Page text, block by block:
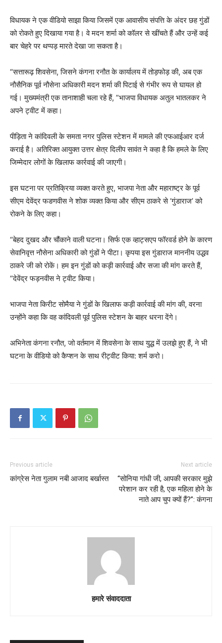
विधायक ने एक वीडियो साझा किया जिसमें एक आवासीय संपत्ति के अंदर छह गुंडों
को रोकते हुए दिखाया गया है। वे मदन शर्मा को कॉलर से खींचते हैं और उन्हें कई
बार चेहरे पर थप्पड़ मारते देखा जा सकता है।
“सत्तारूढ़ शिवसेना, जिसने कंगना रनौत के कार्यालय में तोड़फोड़ की, अब एक
नौसैनिक पूर्व नौसेना अधिकारी मदन शर्मा की पिटाई से गंभीर रूप से घायल हो
गई। मुख्यमंत्री एक तानाशाही चला रहे हैं, ”भाजपा विधायक अतुल भातलकर ने
अपने ट्वीट में कहा।
पीड़िता ने कांदिवली के समता नगर पुलिस स्टेशन में मामले की एफआईआर दर्ज
कराई है। अतिरिक्त आयुक्त उत्तर क्षेत्र दिलीप सावंत ने कहा है कि हमले के लिए
जिम्मेदार लोगों के खिलाफ कार्रवाई की जाएगी।
इस घटना पर प्रतिक्रिया व्यक्त करते हुए, भाजपा नेता और महाराष्ट्र के पूर्व
सीएम देवेंद्र फडणवीस ने शोक व्यक्त किया और सीएम ठाकरे से ‘गुंडाराज’ को
रोकने के लिए कहा।
“बेहद दुखद और चौंकाने वाली घटना। सिर्फ एक व्हाट्सएप फॉरवर्ड होने के कारण
सेवानिवृत्त नौसेना अधिकारी को गुंडों ने पीटा। कृपया इस गुंडाराज माननीय उद्धव
ठाकरे जी को रोकें। हम इन गुंडों को कड़ी कार्रवाई और सजा की मांग करते हैं,
“देवेंद्र फड़नवीस ने ट्वीट किया।
भाजपा नेता किरीट सोमैया ने गुंडों के खिलाफ कड़ी कार्रवाई की मांग की, वरना
उन्होंने कहा कि वह कांदिवली पूर्व पुलिस स्टेशन के बाहर धरना देंगे।
अभिनेता कंगना रनौत, जो वर्तमान में शिवसेना के साथ युद्ध में उलझे हुए हैं, ने भी
घटना के वीडियो को कैप्शन के साथ रीट्वीट किया: शर्म करो।
Previous article
कांग्रेस नेता गुलाम नबी आजाद बर्खास्त
Next article
“सोनिया गांधी जी, आपकी सरकार मुझे
परेशान कर रही है, एक महिला होने के
नाते आप चुप क्यों हैं?”: कंगना
हमारे संवाददाता